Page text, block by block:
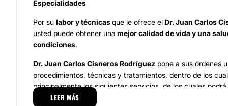
Especialidades
Por su labor y técnicasque le ofrece elDr. Juan Carlos
usted puede obtener una mejor calidad de vida y una
condiciones.
Dr. Juan Carlos Cisneros Rodríguez pone a sus órdenes
procedimientos, técnicas y tratamientos, dentro de los
principalmente los siguientes servicios, de los cuales podrá
para la obesidad, Banda gástrica, Cirugía bariátrica
LEER MÁS